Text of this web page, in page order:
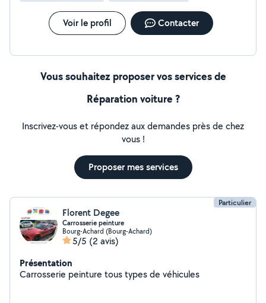
Voir le profil Contacter
Vous souhaitez proposer vos services de
Réparation voiture ?
Inscrivez-vous et répondez aux demandes près de chez
vous !
Proposer mes services
Particulier
Florent Degee
Carrosserie peinture
Bourg-Achard (Bourg-Achard)
5/5 (2 avis)
Présentation
Carrosserie peinture tous types de véhicules